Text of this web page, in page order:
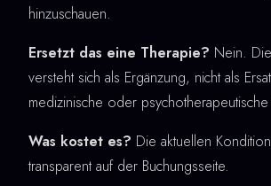
hinzuschauen.
Ersetzt das eine Therapie? Nein.
versteht sich als Ergänzung, nicht als
medizinische oder
Was kostet es? Die aktuellen
transparent auf der Buchungsseite.